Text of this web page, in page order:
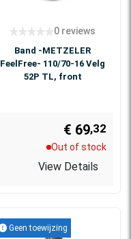
0 reviews
Band -METZELER
FeelFree- 110/70-16 Velg
52P TL, front
€ 69,32
Out of stock
View Details
Geen toewijzing